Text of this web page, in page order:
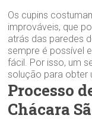
Os cupins
improváveis, que
atrás das paredes
sempre é possível
fácil. Por isso, um
solução para obter
Processo
Chácara